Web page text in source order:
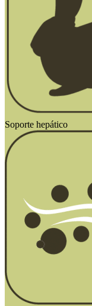
Soporte hepático